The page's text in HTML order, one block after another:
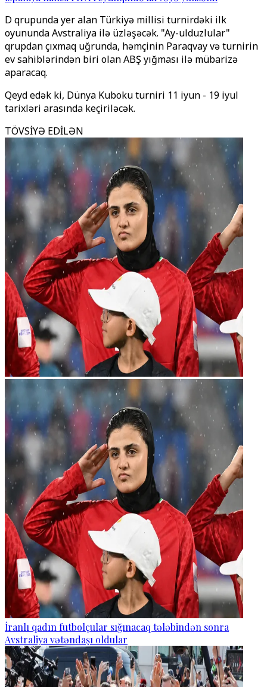
D qrupunda yer alan Türkiyə millisi turnirdəki ilk
oyununda Avstraliya ilə üzləşəcək. "Ay-ulduzlular"
qrupdan çıxmaq uğrunda, həmçinin Paraqvay və turnirin
ev sahiblərindən biri olan ABŞ yığması ilə mübarizə
aparacaq.
Qeyd edək ki, Dünya Kuboku turniri 11 iyun - 19 iyul
tarixləri arasında keçiriləcək.
TÖVSİYƏ EDİLƏN
İranlı qadın futbolçular sığınacaq tələbindən sonra
Avstraliya vətəndaşı oldular